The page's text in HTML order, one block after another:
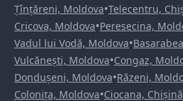
Țînțăreni, Moldova•Telecentru,
Cricova, Moldova•Peresecina,
Vadul lui Vodă, Moldova•
Vulcănești, Moldova•Congaz,
Dondușeni, Moldova•Răzeni,
Colonița, Moldova•Ciocana,